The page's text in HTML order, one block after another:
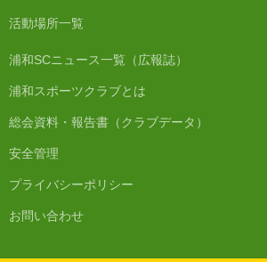
活動場所一覧
浦和SCニュース一覧（広報誌）
浦和スポーツクラブとは
総会資料・報告書（クラブデータ）
安全管理
プライバシーポリシー
お問い合わせ